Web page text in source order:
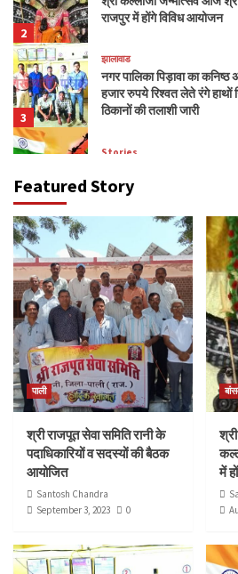
2
राजपुर में होंगे विविध आयोजन
3
झालावाड
नगर पालिका पिड़ावा का कनिष्ठ
हजार रुपये रिश्वत लेते रंगे हाथों
ठिकानों की तलाशी जारी
4
Stories
अशोक मधुप
5
जनजागृति ग्रामीण विकास
राजबक के सयुक्त तत्वाधान में
Featured Story
पाली
श्री राजपूत सेवा समिति रानी के
पदाधिकारियों व सदस्यों की बैठक
आयोजित
Santosh Chandra
September 3, 2023
0
में